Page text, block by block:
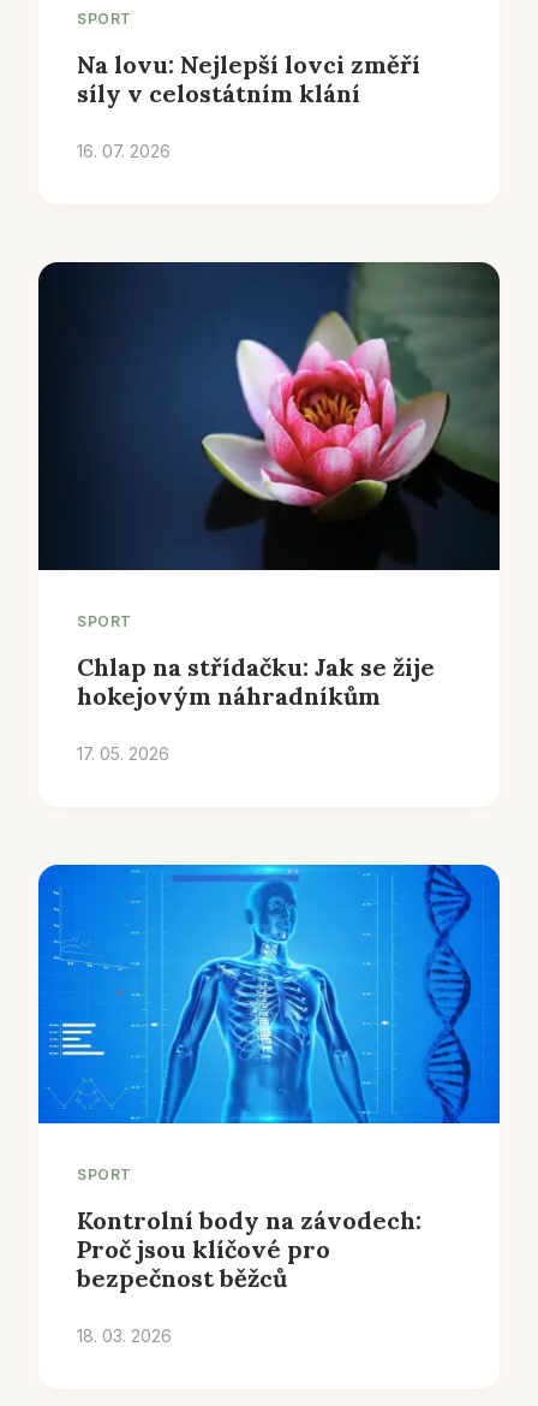
SPORT
Na lovu: Nejlepší lovci změří
síly v celostátním klání
16. 07. 2026
SPORT
Chlap na střídačku: Jak se žije
hokejovým náhradníkům
17. 05. 2026
SPORT
Kontrolní body na závodech:
Proč jsou klíčové pro
bezpečnost běžců
18. 03. 2026